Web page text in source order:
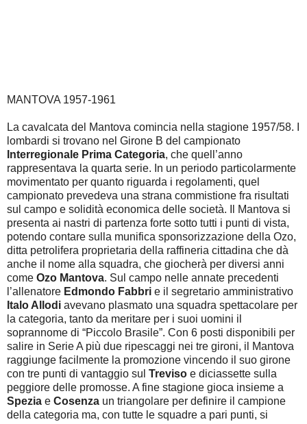
MANTOVA 1957-1961
La cavalcata del Mantova comincia nella stagione 1957/58. I
lombardi si trovano nel Girone B del campionato
Interregionale Prima Categoria, che quell’anno
rappresentava la quarta serie. In un periodo particolarmente
movimentato per quanto riguarda i regolamenti, quel
campionato prevedeva una strana commistione fra risultati
sul campo e solidità economica delle società. Il Mantova si
presenta ai nastri di partenza forte sotto tutti i punti di vista,
potendo contare sulla munifica sponsorizzazione della Ozo,
ditta petrolifera proprietaria della raffineria cittadina che dà
anche il nome alla squadra, che giocherà per diversi anni
come Ozo Mantova. Sul campo nelle annate precedenti
l’allenatore Edmondo Fabbri e il segretario amministrativo
Italo Allodi avevano plasmato una squadra spettacolare per
la categoria, tanto da meritare per i suoi uomini il
soprannome di “Piccolo Brasile”. Con 6 posti disponibili per
salire in Serie A più due ripescaggi nei tre gironi, il Mantova
raggiunge facilmente la promozione vincendo il suo girone
con tre punti di vantaggio sul Treviso e diciassette sulla
peggiore delle promosse. A fine stagione gioca insieme a
Spezia e Cosenza un triangolare per definire il campione
della categoria ma, con tutte le squadre a pari punti, si